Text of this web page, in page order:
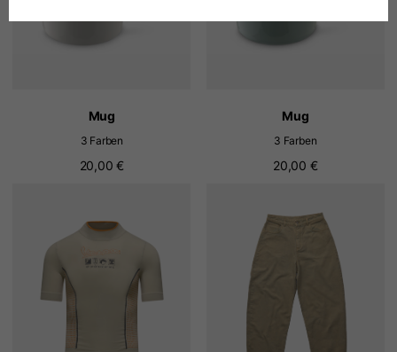
Mug
3 Farben
20,00 €
Mug
3 Farben
20,00 €
Deutsch
Niederländisch